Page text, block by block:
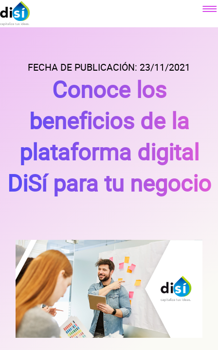
Factoraje electrónico
Crédito simple
Crédito revolvente
Simulador factoraje electrónico
Simulador crédito simple
Simulador crédito revolvente
Sobre DiSí
Nuestra misión
¿Qué es DiSí?
Lo que ofrecemos
Lo que dicen nuestros clientes
Alianzas
Prensa
Preguntas
frecuentes
FECHA DE PUBLICACIÓN: 23/11/2021
Conoce los
beneficios de la
plataforma digital
DiSí para tu negocio